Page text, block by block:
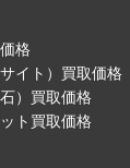
格
イト）買取価格
）買取価格
ト買取価格